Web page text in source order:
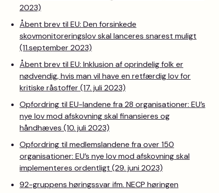
2023)
Åbent brev til EU: Den forsinkede
skovmonitoreringslov skal lanceres snarest muligt
(11.september 2023)
Åbent brev til EU: Inklusion af oprindelig folk er
nødvendig, hvis man vil have en retfærdig lov for
kritiske råstoffer (17. juli 2023)
Opfordring til EU-landene fra 28 organisationer: EU’s
nye lov mod afskovning skal finansieres og
håndhæves (10. juli 2023)
Opfordring til medlemslandene fra over 150
organisationer: EU’s nye lov mod afskovning skal
implementeres ordentligt (29. juni 2023)
92-gruppens høringssvar ifm. NECP høringen